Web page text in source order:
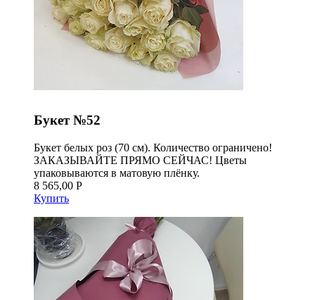
Букет №52
Букет белых роз (70 см). Количество ограничено!
ЗАКАЗЫВАЙТЕ ПРЯМО СЕЙЧАС! Цветы
упаковываются в матовую плёнку.
8 565,00 Р
Купить